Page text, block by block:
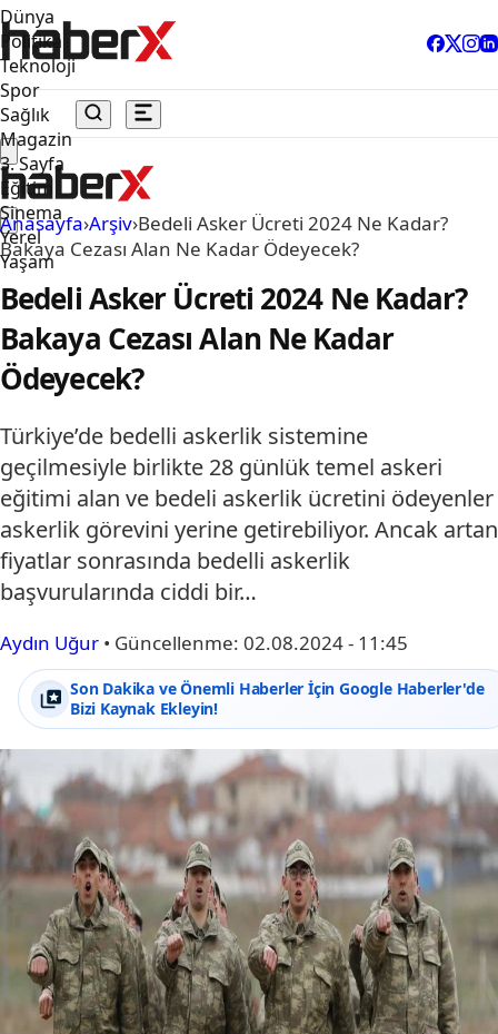
Dünya
Politika
Teknoloji
Spor
Sağlık
Magazin
3. Sayfa
Eğitim
Sinema
Yerel
Yaşam
Anasayfa›Arşiv›Bedeli Asker Ücreti 2024 Ne Kadar?
Bakaya Cezası Alan Ne Kadar Ödeyecek?
Bedeli Asker Ücreti 2024 Ne Kadar?
Bakaya Cezası Alan Ne Kadar
Ödeyecek?
Türkiye’de bedelli askerlik sistemine
geçilmesiyle birlikte 28 günlük temel askeri
eğitimi alan ve bedeli askerlik ücretini ödeyenler
askerlik görevini yerine getirebiliyor. Ancak artan
fiyatlar sonrasında bedelli askerlik
başvurularında ciddi bir…
Aydın Uğur • Güncellenme: 02.08.2024 - 11:45
Son Dakika ve Önemli Haberler İçin Google Haberler'de
Bizi Kaynak Ekleyin!